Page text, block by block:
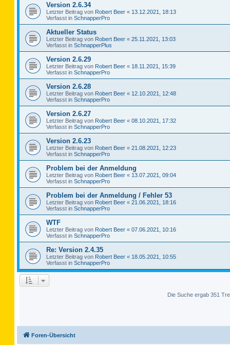
Version 2.6.34
Letzter Beitrag von Robert Beer « 13.12.2021, 18:13
Verfasst in SchnapperPro
Aktueller Status
Letzter Beitrag von Robert Beer « 25.11.2021, 13:03
Verfasst in SchnapperPlus
Version 2.6.29
Letzter Beitrag von Robert Beer « 18.11.2021, 15:39
Verfasst in SchnapperPro
Version 2.6.28
Letzter Beitrag von Robert Beer « 12.10.2021, 12:48
Verfasst in SchnapperPro
Version 2.6.27
Letzter Beitrag von Robert Beer « 08.10.2021, 17:32
Verfasst in SchnapperPro
Version 2.6.23
Letzter Beitrag von Robert Beer « 21.08.2021, 12:23
Verfasst in SchnapperPro
Problem bei der Anmeldung
Letzter Beitrag von Robert Beer « 13.07.2021, 09:04
Verfasst in SchnapperPro
Problem bei der Anmeldung / Fehler 53
Letzter Beitrag von Robert Beer « 21.06.2021, 18:16
Verfasst in SchnapperPro
WTF
Letzter Beitrag von Robert Beer « 07.06.2021, 10:16
Verfasst in SchnapperPro
Re: Version 2.4.35
Letzter Beitrag von Robert Beer « 18.05.2021, 10:55
Verfasst in SchnapperPro
Die Suche ergab 351
Foren-Übersicht